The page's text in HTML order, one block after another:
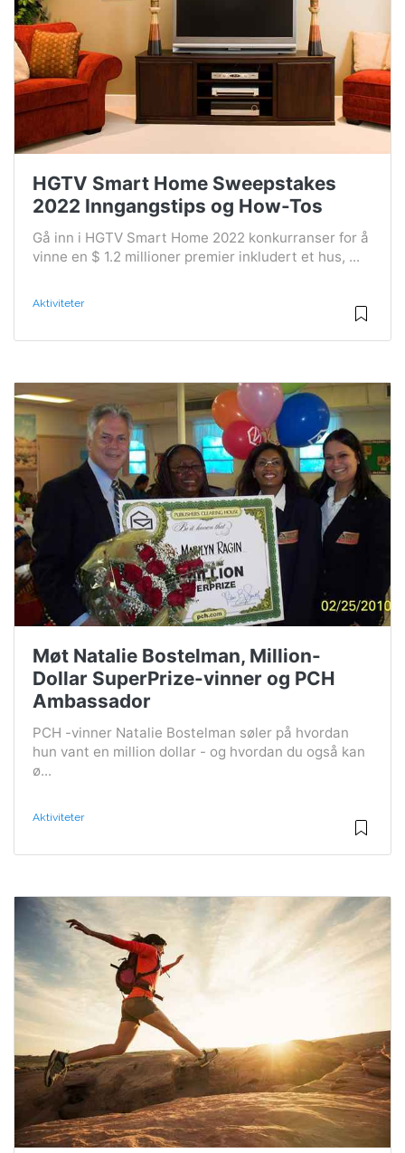
HGTV Smart Home Sweepstakes
2022 Inngangstips og How-Tos
Gå inn i HGTV Smart Home 2022 konkurranser for å
vinne en $ 1.2 millioner premier inkludert et hus, ...
Aktiviteter
Møt Natalie Bostelman, Million-
Dollar SuperPrize-vinner og PCH
Ambassador
PCH -vinner Natalie Bostelman søler på hvordan
hun vant en million dollar - og hvordan du også kan
ø...
Aktiviteter